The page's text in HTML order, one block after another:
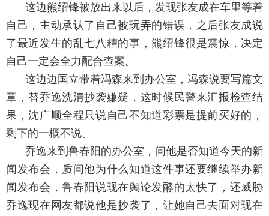
这边熊绍锋被放出来以后，发现张友成在车里等着
自己，主动承认了自己被玩弄的错误，之后张友成说
了最近发生的乱七八糟的事，熊绍锋很是震惊，决定
自己一定会全力配合查案。
这边边国立带着冯森来到办公室，冯森说要写篇文
章，替乔逸洗清抄袭嫌疑，这时候民警来汇报检查结
果，沈广顺全程只说自己不知道彩票是提前买好的，
剩下的一概不说。
乔逸来到鲁春阳的办公室，问他是否知道今天的新
闻发布会，质问他为什么知道这件事还要继续举办新
闻发布会，鲁春阳说现在舆论发酵的太快了，还威胁
乔逸现在网友都说他是抄袭了，让她自己去面对现在